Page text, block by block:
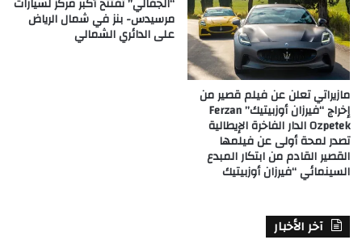
مازيراتي تعلن عن فيلم قصير من
إخراج “فيرزان أوزبيتيك” Ferzan
Ozpetek الدار الفاخرة الإيطالية
تصدر لمحة أولى عن فيلمها
القصير القادم من ابتكار المبدع
السينمائي “فيرزان أوزبيتيك
مرسيدس- بنز في شمال الرياض
على الدائري الشمالي
آخر الأخبار